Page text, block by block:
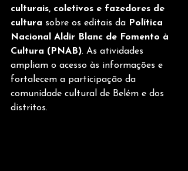
culturais, coletivos e fazedores de
cultura sobre os editais da Política
Nacional Aldir Blanc de Fomento à
Cultura (PNAB). As atividades
ampliam o acesso às informações e
fortalecem a participação da
comunidade cultural de Belém e dos
distritos.